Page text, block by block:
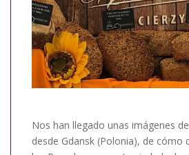
Nos han llegado unas imágenes
desde Gdansk (Polonia), de cómo